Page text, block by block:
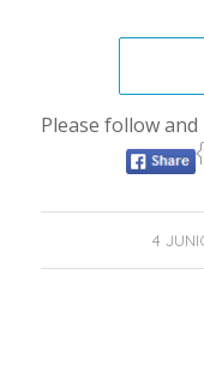
Please follow and
4 /